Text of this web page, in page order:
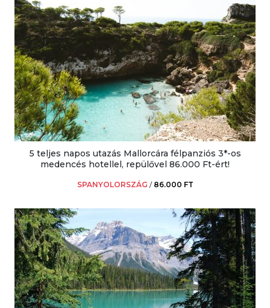
5 teljes napos utazás Mallorcára félpanziós 3*-os
medencés hotellel, repülővel 86.000 Ft-ért!
SPANYOLORSZÁG / 86.000 FT